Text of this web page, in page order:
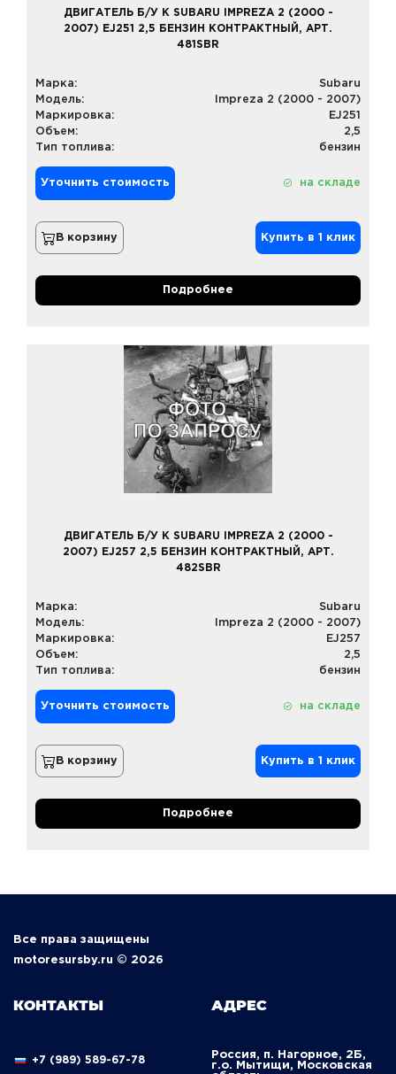
ДВИГАТЕЛЬ Б/У К SUBARU IMPREZA 2 (2000 -
2007) EJ251 2,5 БЕНЗИН КОНТРАКТНЫЙ, АРТ.
481SBR
Марка:
Subaru
Модель:
Impreza 2 (2000 - 2007)
Маркировка:
EJ251
Объем:
2,5
Тип топлива:
бензин
Уточнить стоимость на складе
В корзину Купить в 1 клик
Подробнее
ДВИГАТЕЛЬ Б/У К SUBARU IMPREZA 2 (2000 -
2007) EJ257 2,5 БЕНЗИН КОНТРАКТНЫЙ, АРТ.
482SBR
Марка:
Subaru
Модель:
Impreza 2 (2000 - 2007)
Маркировка:
EJ257
Объем:
2,5
Тип топлива:
бензин
Уточнить стоимость на складе
В корзину Купить в 1 клик
Подробнее
Все права защищены
motoresursby.ru © 2026
КОНТАКТЫ
+7 (989) 589-67-78
АДРЕС
Россия, п. Нагорное, 2Б,
г.о. Мытищи, Московская